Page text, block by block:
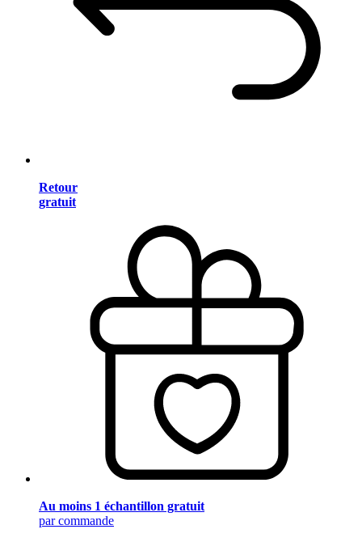
Retour
gratuit
Au moins 1 échantillon gratuit
par commande